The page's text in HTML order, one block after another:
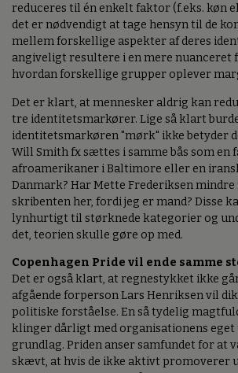
reduceres til én enkelt faktor (f.eks. køn
det er nødvendigt at tage hensyn til de
mellem forskellige aspekter af deres
angiveligt resultere i en mere nuanceret
hvordan forskellige grupper oplever
Det er klart, at mennesker aldrig kan
tre identitetsmarkører. Lige så klart
identitetsmarkøren "mørk" ikke betyder
Will Smith fx sættes i samme bås som en
afroamerikaner i Baltimore eller en
Danmark? Har Mette Frederiksen mindre
skribenten her, fordi jeg er mand? Disse
lynhurtigt til størknede kategorier og
det, teorien skulle gøre op med.
Copenhagen Pride vil ende samme
Det er også klart, at regnestykket ikke
afgående forperson Lars Henriksen vil
politiske forståelse. En så tydelig
klinger dårligt med organisationens eget
grundlag. Priden anser samfundet for at
skævt, at hvis de ikke aktivt promoverer